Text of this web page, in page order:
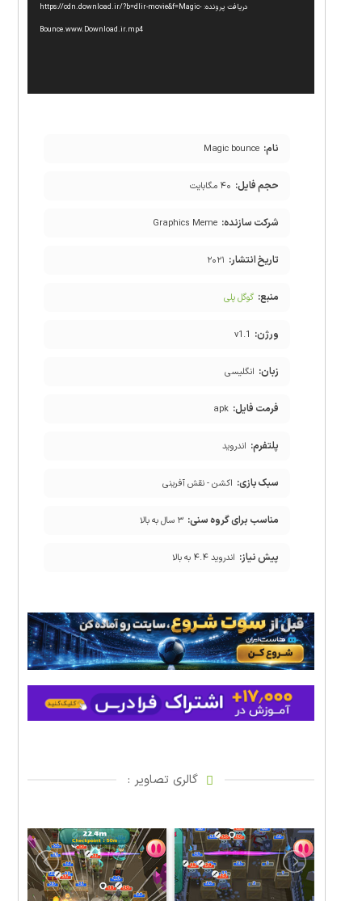
دریافت پرونده: https://cdn.download.ir/?b=dlir-movie&f=Magic-
Bounce.www.Download.ir.mp4
نام: Magic bounce
حجم فایل: ۴۰ مگابایت
شرکت سازنده: Graphics Meme
تاریخ انتشار: ۲۰۲۱
منبع: گوگل پلی
ورژن: v1.1
زبان: انگلیسی
فرمت فایل: apk
پلتفرم: اندروید
سبک بازی: اکشن - نقش آفرینی
مناسب برای گروه سنی: ۳ سال به بالا
پیش نیاز: اندروید ۴.۴ به بالا
گالری تصاویر :